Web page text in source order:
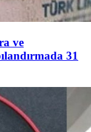
ve
31